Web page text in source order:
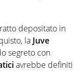
depositato in
la Juve
segreto con
avrebbe definiti